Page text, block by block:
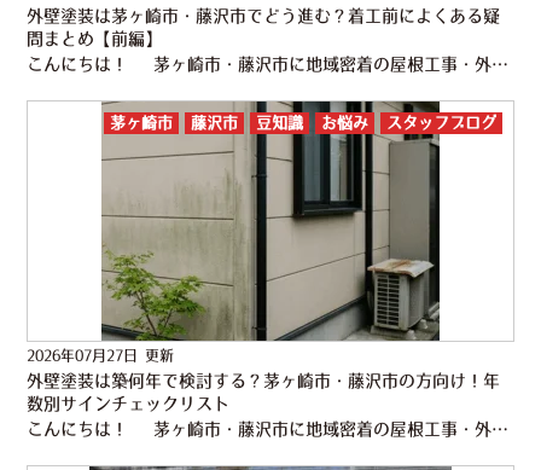
外壁塗装は茅ヶ崎市・藤沢市でどう進む？着工前によくある疑
問まとめ【前編】
こんにちは！ 茅ヶ崎市・藤沢市に地域密着の屋根工事・外壁塗装専門店 株式会社かなえるです！ 明日から8月！いよいよ夏本番ですね。 近所でも「涼しくなったら外壁塗装を考えたい」というお声がちらほら…
2026年07月27日 更新
外壁塗装は築何年で検討する？茅ヶ崎市・藤沢市の方向け！年
数別サインチェックリスト
こんにちは！ 茅ヶ崎市・藤沢市に地域密着の屋根工事・外壁塗装専門店 株式会社かなえるです！ 昨日・今日は、辻堂の総鎮守・諏訪神社の例大祭ですね。 人形山車が町内を練り歩く光景は、辻堂に長く住んでいる方…
茅ヶ崎市 藤沢市 豆知識 お悩み スタッフブログ